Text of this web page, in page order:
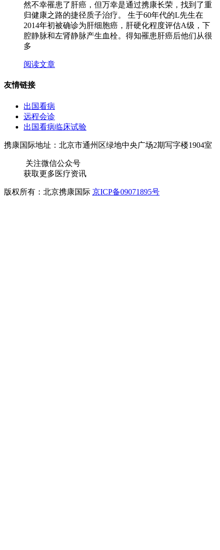
然不幸罹患了肝癌，但万幸是通过携康长荣，找到了重
归健康之路的捷径质子治疗。 生于60年代的L先生在
2014年初被确诊为肝细胞癌，肝硬化程度评估A级，下
腔静脉和左肾静脉产生血栓。得知罹患肝癌后他们从很
多
阅读文章
友情链接
出国看病
远程会诊
出国看病临床试验
携康国际地址：北京市通州区绿地中央广场2期写字楼1904室
关注微信公众号
获取更多医疗资讯
版权所有：北京携康国际 京ICP备09071895号